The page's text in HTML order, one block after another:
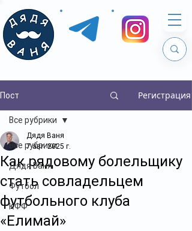
Пост Регистрация
Все рубрики
Дядя Ваня
Футбол
КФФ
Все рубрики
Как рядовому болельщику
стать совладельцем
футбольного клуба
«Елимай»
Дядя Ваня
7 авг. 2025 г.